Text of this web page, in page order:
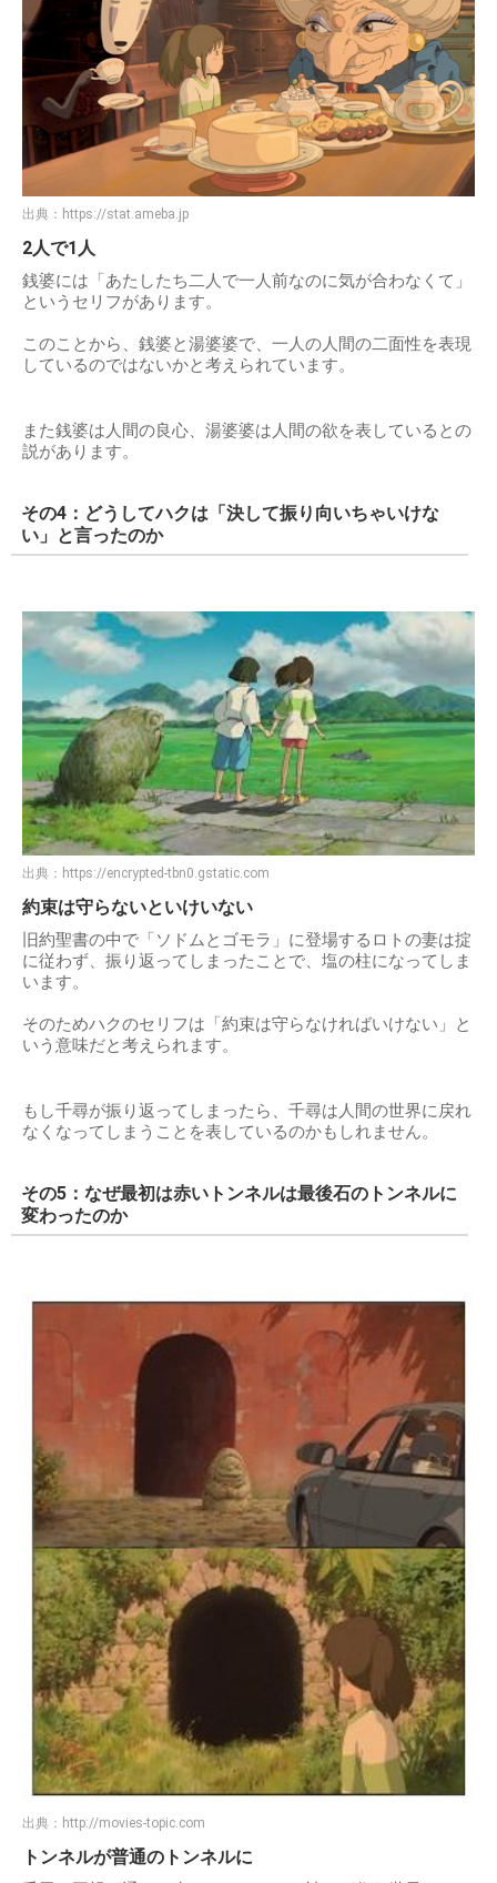
出典： https://stat.ameba.jp
2人で1人
銭婆には「あたしたち二人で一人前なのに気が合わなくて」
というセリフがあります。
このことから、銭婆と湯婆婆で、一人の人間の二面性を表現
しているのではないかと考えられています。
また銭婆は人間の良心、湯婆婆は人間の欲を表しているとの
説があります。
その4：どうしてハクは「決して振り向いちゃいけな
い」と言ったのか
出典： https://encrypted-tbn0.gstatic.com
約束は守らないといけいない
旧約聖書の中で「ソドムとゴモラ」に登場するロトの妻は掟
に従わず、振り返ってしまったことで、塩の柱になってしま
います。
そのためハクのセリフは「約束は守らなければいけない」と
いう意味だと考えられます。
もし千尋が振り返ってしまったら、千尋は人間の世界に戻れ
なくなってしまうことを表しているのかもしれません。
その5：なぜ最初は赤いトンネルは最後石のトンネルに
変わったのか
出典： http://movies-topic.com
トンネルが普通のトンネルに